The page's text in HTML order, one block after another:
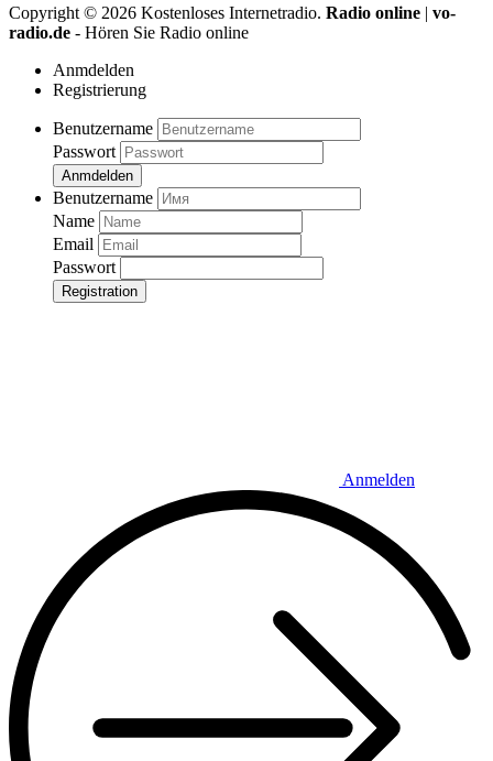
Copyright © 2026 Kostenloses Internetradio. Radio online | vo-
radio.de - Hören Sie Radio online
Anmdelden
Registrierung
Benutzername
Passwort
Anmdelden
Benutzername
Name
Email
Passwort
Registration
Anmelden